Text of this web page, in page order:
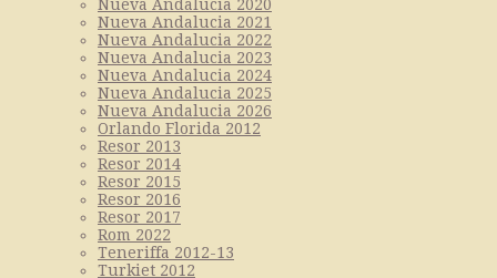
Nueva Andalucia 2020
Nueva Andalucia 2021
Nueva Andalucia 2022
Nueva Andalucia 2023
Nueva Andalucia 2024
Nueva Andalucia 2025
Nueva Andalucia 2026
Orlando Florida 2012
Resor 2013
Resor 2014
Resor 2015
Resor 2016
Resor 2017
Rom 2022
Teneriffa 2012-13
Turkiet 2012